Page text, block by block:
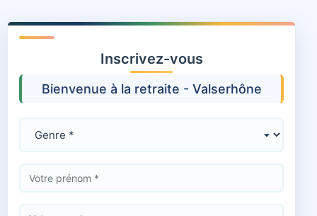
Inscrivez-vous
Bienvenue à la retraite - Valserhône